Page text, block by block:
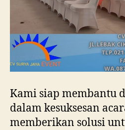
Kami siap membantu
dalam kesuksesan
memberikan solusi